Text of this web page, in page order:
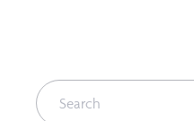
Search
for: